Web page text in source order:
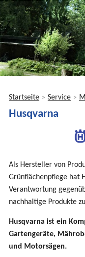
Sie
sind
Startseite > Service >
Husqvarna
Als Hersteller von
Grünflächenpflege hat
Verantwortung
nachhaltige Produkte
Husqvarna ist ein
Gartengeräte,
und Motorsägen.